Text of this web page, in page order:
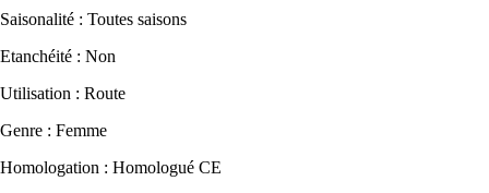
Saisonalité : Toutes saisons
Etanchéité : Non
Utilisation : Route
Genre : Femme
Homologation : Homologué CE